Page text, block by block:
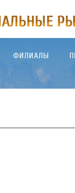
ФИЛИАЛЫ